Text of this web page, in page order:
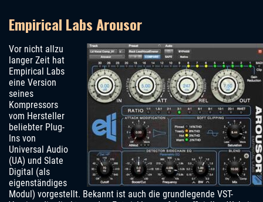
Empirical Labs Arousor
Vor nicht allzu
langer Zeit hat
Empirical Labs
eine Version
seines
Kompressors
vom Hersteller
beliebter Plug-
Ins von
Universal Audio
(UA) und Slate
Digital (als
eigenständiges
Modul) vorgestellt. Bekannt ist auch die grundlegende VST-